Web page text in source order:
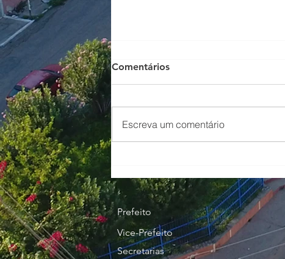
AQUISIÇÃO DE LIVROS
LAZER, PARA COMPOR O
ACERVO DA BIBLIOTECA
PÚBLICA MUNICIPAL
GILBERTO DE MENEZES. (1)
Comentários
Escreva um comentário
Prefeito
Vice-Prefeito
Secretarias